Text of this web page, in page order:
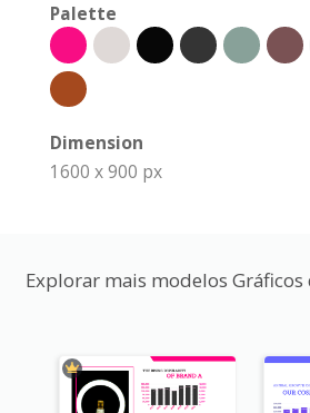
Palette
Dimension
1600 x 900 px
Explorar mais modelos Gráficos